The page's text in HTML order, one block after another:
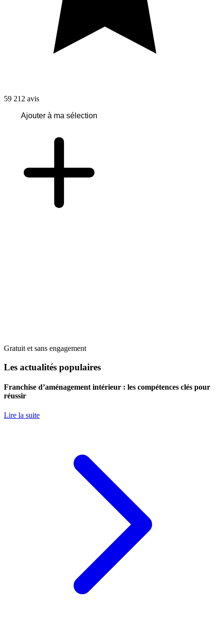
59 212 avis
Ajouter à ma sélection
Gratuit et sans engagement
Les actualités populaires
Franchise d’aménagement intérieur : les compétences clés pour
réussir
Lire la suite